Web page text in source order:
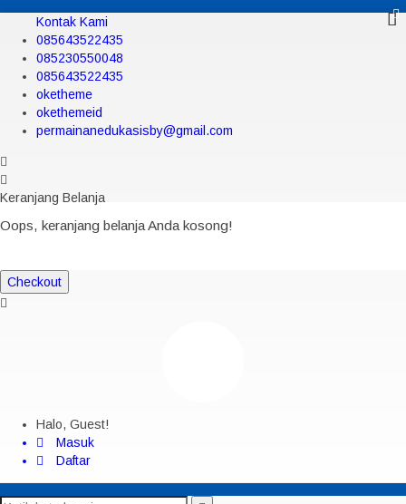
Kontak Kami
085643522435
085230550048
085643522435
oketheme
okethemeid
permainanedukasisby@gmail.com
Keranjang Belanja
Oops, keranjang belanja Anda kosong!
Checkout
Halo, Guest!
Masuk
Daftar